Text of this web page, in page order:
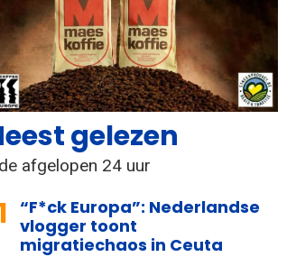
gelezen
afgelopen 24 uur
“F*ck Europa”: Nederlandse
vlogger toont
migratiechaos in Ceuta